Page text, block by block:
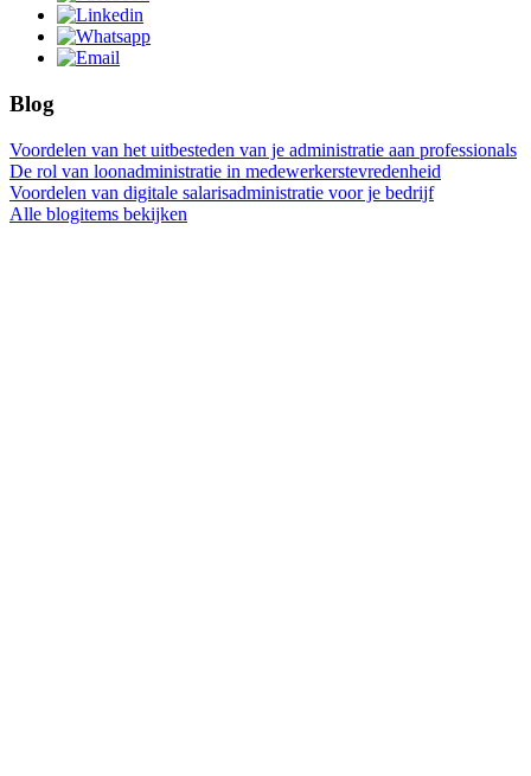
Blog
Voordelen van het uitbesteden van je administratie aan professionals
De rol van loonadministratie in medewerkerstevredenheid
Voordelen van digitale salarisadministratie voor je bedrijf
Alle blogitems bekijken